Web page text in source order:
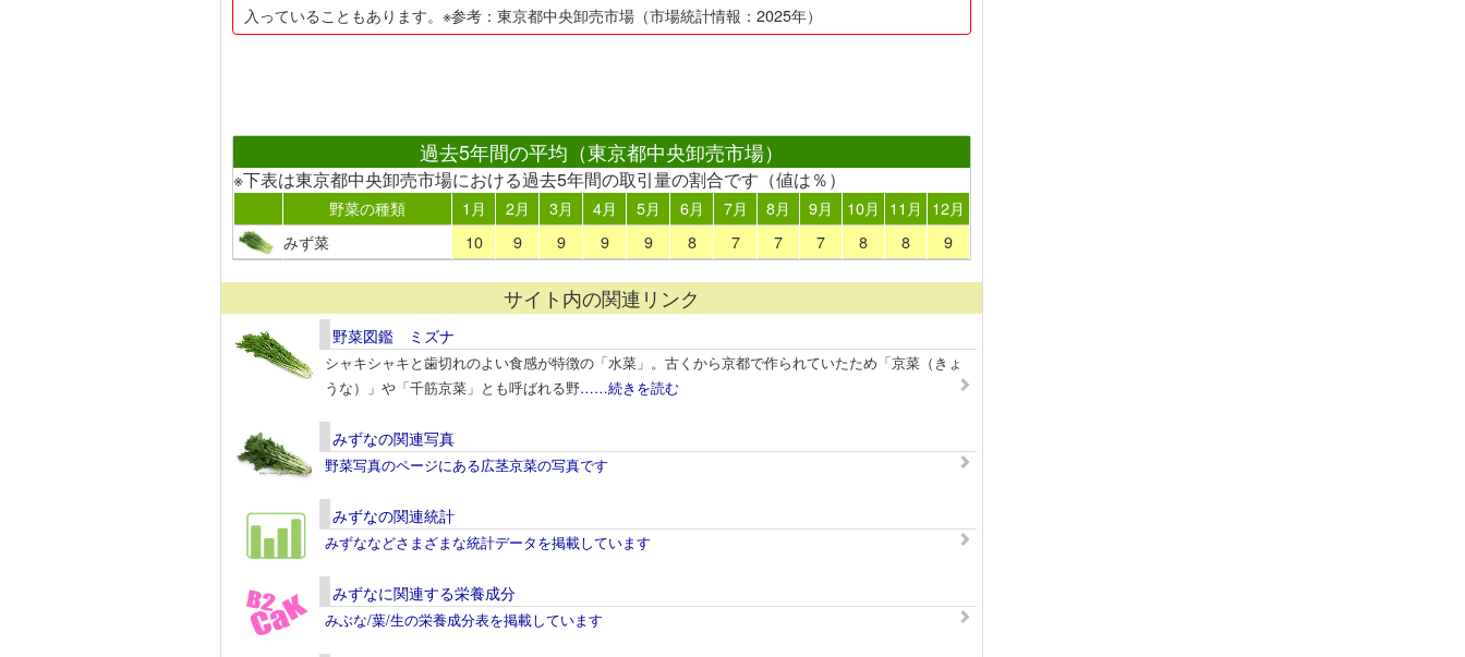
入っていることもあります。※参考：東京都中央卸売市場（市場統計情報：2025年）
過去5年間の平均（東京都中央卸売市場）
※下表は東京都中央卸売市場における過去5年間の取引量の割合です（値は％）
野菜の種類 1月 2月 3月 4月 5月 6月 7月 8月 9月 10月 11月
12月
みず菜
10 9 9 9 9 8 7 7 7 8 8 9
サイト内の関連リンク
野菜図鑑 ミズナ
シャキシャキと歯切れのよい食感が特徴の「水菜」。古くから京都で作られていたため「京菜（きょ
うな）」や「千筋京菜」とも呼ばれる野……続きを読む
みずなの関連写真
野菜写真のページにある広茎京菜の写真です
みずなの関連統計
みずななどさまざまな統計データを掲載しています
みずなに関連する栄養成分
みぶな/葉/生の栄養成分表を掲載しています